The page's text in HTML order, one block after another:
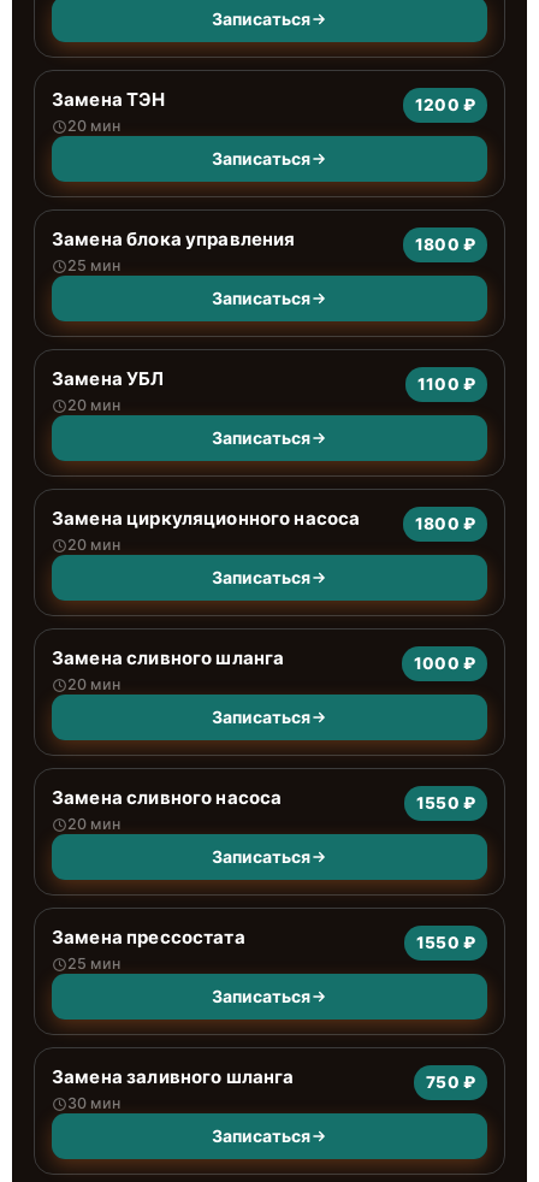
Записаться
Замена ТЭН
20 мин
1200 ₽
Записаться
Замена блока управления
25 мин
1800 ₽
Записаться
Замена УБЛ
20 мин
1100 ₽
Записаться
Замена циркуляционного насоса
20 мин
1800 ₽
Записаться
Замена сливного шланга
20 мин
1000 ₽
Записаться
Замена сливного насоса
20 мин
1550 ₽
Записаться
Замена прессостата
25 мин
1550 ₽
Записаться
Замена заливного шланга
30 мин
750 ₽
Записаться